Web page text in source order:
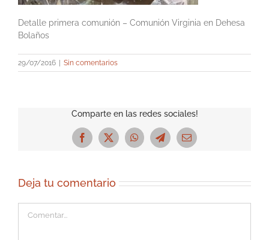
Detalle primera comunión – Comunión Virginia en Dehesa
Bolaños
29/07/2016 Sin comentarios
Comparte en las redes sociales!
Facebook
X WhatsAppTelegramCorreo
Deja tu comentario